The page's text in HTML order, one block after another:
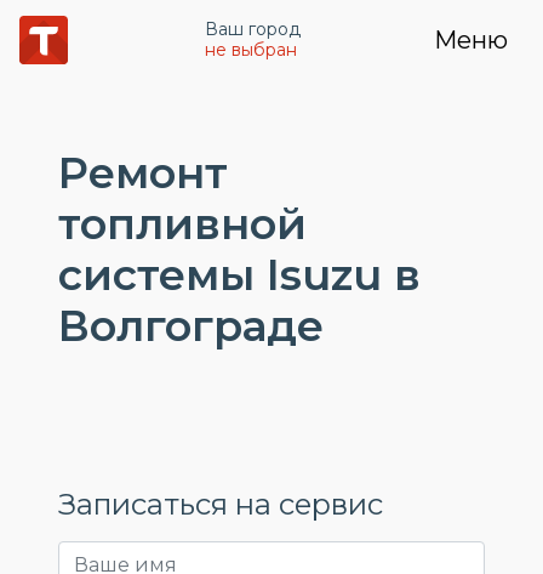
Ваш город
не выбран
Меню
Ремонт
топливной
системы Isuzu в
Волгограде
Записаться на сервис